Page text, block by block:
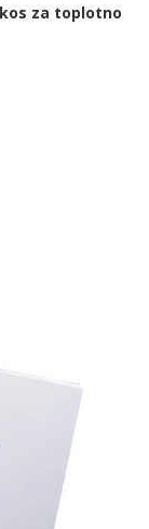
za toplotno